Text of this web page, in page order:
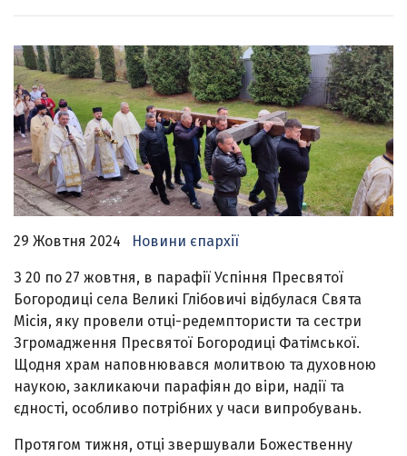
29 Жовтня 2024 Новини єпархії
З 20 по 27 жовтня, в парафії Успіння Пресвятої
Богородиці села Великі Глібовичі відбулася Свята
Місія, яку провели отці-редемптористи та сестри
Згромадження Пресвятої Богородиці Фатімської.
Щодня храм наповнювався молитвою та духовною
наукою, закликаючи парафіян до віри, надії та
єдності, особливо потрібних у часи випробувань.
Протягом тижня, отці звершували Божественну